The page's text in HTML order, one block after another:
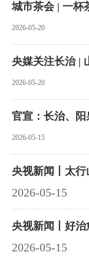
城市茶会 | 一杯
2026-05-20
央媒关注长治 |
2026-05-20
官宣：长治、阳
2026-05-15
央视新闻丨太
2026-05-15
央视新闻丨好
2026-05-15